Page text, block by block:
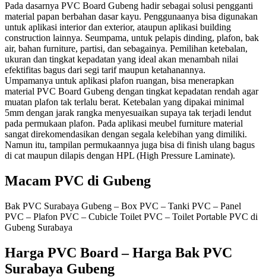
Pada dasarnya PVC Board Gubeng hadir sebagai solusi pengganti
material papan berbahan dasar kayu. Penggunaanya bisa digunakan
untuk aplikasi interior dan exterior, ataupun aplikasi building
construction lainnya. Seumpama, untuk pelapis dinding, plafon, bak
air, bahan furniture, partisi, dan sebagainya. Pemilihan ketebalan,
ukuran dan tingkat kepadatan yang ideal akan menambah nilai
efektifitas bagus dari segi tarif maupun ketahanannya.
Umpamanya untuk aplikasi plafon ruangan, bisa menerapkan
material PVC Board Gubeng dengan tingkat kepadatan rendah agar
muatan plafon tak terlalu berat. Ketebalan yang dipakai minimal
5mm dengan jarak rangka menyesuaikan supaya tak terjadi lendut
pada permukaan plafon. Pada aplikasi meubel furniture material
sangat direkomendasikan dengan segala kelebihan yang dimiliki.
Namun itu, tampilan permukaannya juga bisa di finish ulang bagus
di cat maupun dilapis dengan HPL (High Pressure Laminate).
Macam PVC di Gubeng
Bak PVC Surabaya Gubeng – Box PVC – Tanki PVC – Panel
PVC – Plafon PVC – Cubicle Toilet PVC – Toilet Portable PVC di
Gubeng Surabaya
Harga PVC Board – Harga Bak PVC
Surabaya Gubeng